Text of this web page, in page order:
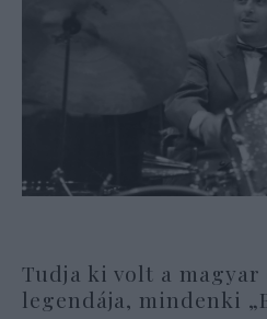
Tudja ki volt a magyar
legendája, mindenki